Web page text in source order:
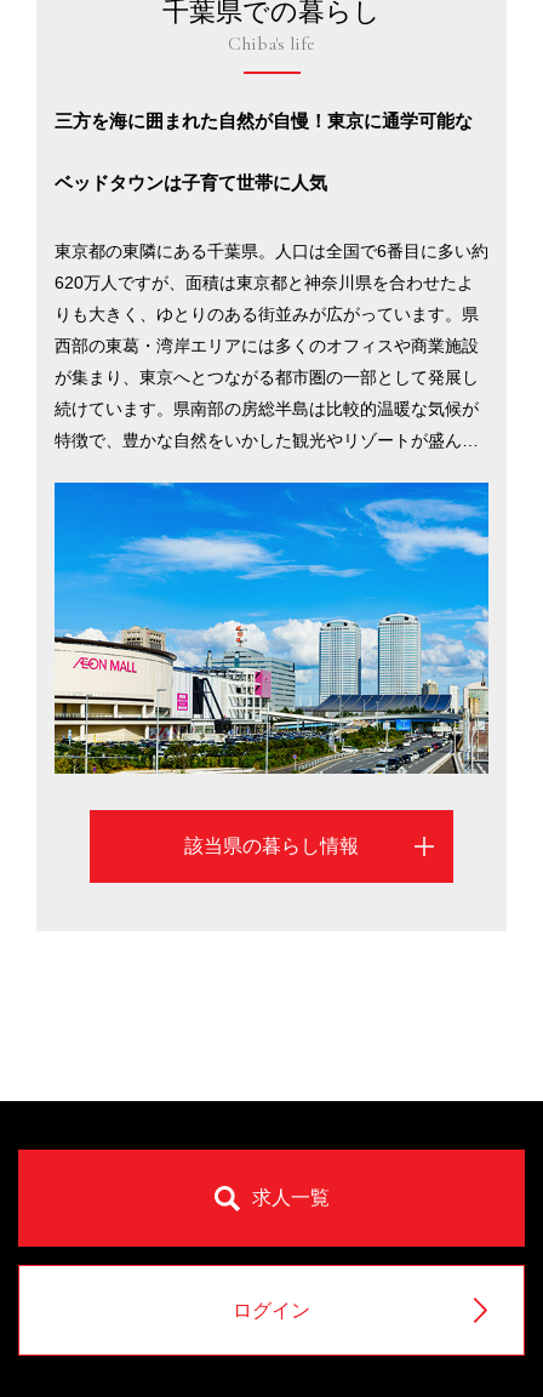
千葉県での暮らし
Chiba's life
三方を海に囲まれた自然が自慢！東京に通学可能な
ベッドタウンは子育て世帯に人気
東京都の東隣にある千葉県。人口は全国で6番目に多い約
620万人ですが、面積は東京都と神奈川県を合わせたよ
りも大きく、ゆとりのある街並みが広がっています。県
西部の東葛・湾岸エリアには多くのオフィスや商業施設
が集まり、東京へとつながる都市圏の一部として発展し
続けています。県南部の房総半島は比較的温暖な気候が
特徴で、豊かな自然をいかした観光やリゾートが盛んで
成田国際空港もあるため県外や海外へのアクセスも良好
です。電車で都内に通学しやすいことから子育て世帯に
も人気で、銚子漁港に揚がる海の幸など、おいしい食べ
物が手軽に楽しめる生活環境の良さも魅力です。多彩な
魅力を備える千葉県について、千葉市、船橋市、松戸市
の情報を中心にご紹介します。
該当県の暮らし情報
求人一覧
ログイン